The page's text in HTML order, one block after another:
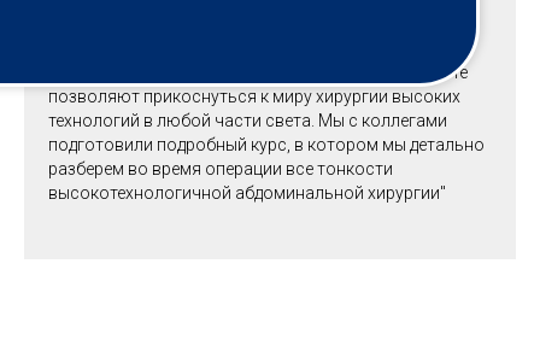
"Обучение в формате стажировок на рабочем месте
позволяют прикоснуться к миру хирургии высоких
технологий в любой части света. Мы с коллегами
подготовили подробный курс, в котором мы детально
разберем во время операции все тонкости
высокотехнологичной абдоминальной хирургии"